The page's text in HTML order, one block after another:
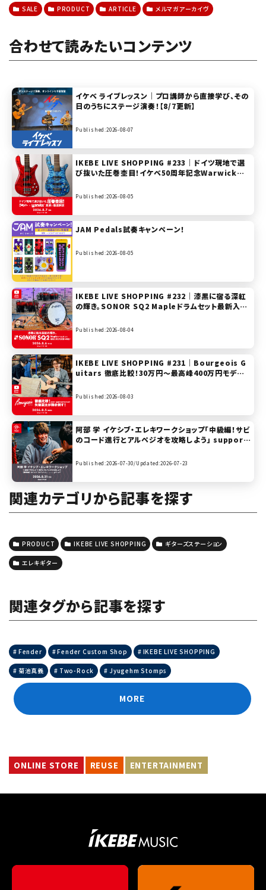
SALE PRODUCT ARTICLE メルマガアーカイヴ
合わせて読みたいコンテンツ
イケベ ライブレッスン｜プロ講師から直接学び、その
日のうちにステージ演奏！【8/7更新】
Published:2026-08-07
IKEBE LIVE SHOPPING #233｜ドイツ現地で選
び抜いた圧巻杢目！イケベ50周年記念Warwick実
リボレ秋葉原】
Published:2026-08-05
JAM Pedals試奏キャンペーン！
Published:2026-08-05
IKEBE LIVE SHOPPING #232｜漆黒に宿る深紅
の輝き。SONOR SQ2 Mapleドラムセット最新入荷
ン渋谷】
Published:2026-08-04
IKEBE LIVE SHOPPING #231｜Bourgeois G
uitars 徹底比較！30万円〜最高峰400万円モデル
マンギターズ】
Published:2026-08-03
阿部 学 イケシブ・エレキワークショップ「中級編！サビ
のコード進行とアルペジオを攻略しよう」 support
Published:2026-07-30/Updated:2026-07-23
関連カテゴリから記事を探す
PRODUCT IKEBE LIVE SHOPPING ギターズステーション
エレキギター
関連タグから記事を探す
Fender Fender Custom Shop IKEBE LIVE SHOPPING
菊池真義 Two-Rock Jyugehm Stomps
MORE
ONLINE STORE REUSE ENTERTAINMENT